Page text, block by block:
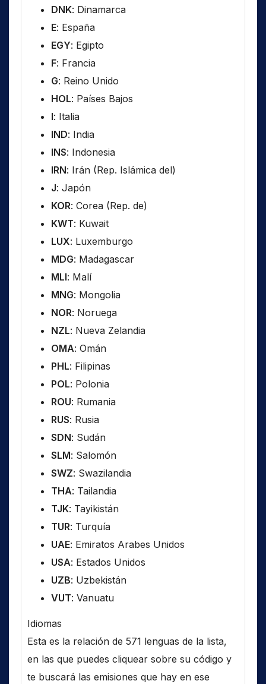
DNK: Dinamarca
E: España
EGY: Egipto
F: Francia
G: Reino Unido
HOL: Países Bajos
I: Italia
IND: India
INS: Indonesia
IRN: Irán (Rep. Islámica del)
J: Japón
KOR: Corea (Rep. de)
KWT: Kuwait
LUX: Luxemburgo
MDG: Madagascar
MLI: Malí
MNG: Mongolia
NOR: Noruega
NZL: Nueva Zelandia
OMA: Omán
PHL: Filipinas
POL: Polonia
ROU: Rumania
RUS: Rusia
SDN: Sudán
SLM: Salomón
SWZ: Swazilandia
THA: Tailandia
TJK: Tayikistán
TUR: Turquía
UAE: Emiratos Arabes Unidos
USA: Estados Unidos
UZB: Uzbekistán
VUT: Vanuatu
Idiomas
Esta es la relación de 571 lenguas de la lista,
en las que puedes cliquear sobre su código y
te buscará las emisiones que hay en ese